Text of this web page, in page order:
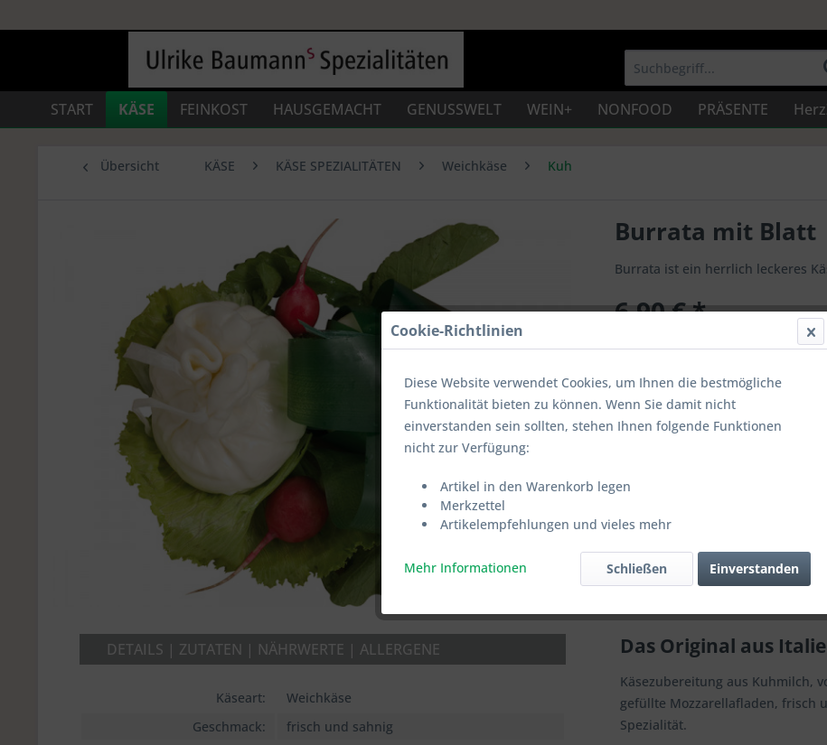
START KÄSE FEINKOST HAUSGEMACHT GENUSSWELT WEIN+ NONFOOD PRÄSENTE
Übersicht KÄSE KÄSE SPEZIALITÄTEN Weichkäse Kuh
Burrata mit Blatt
Burrata ist ein herrlich leckeres
6,90 € *
Preise inkl. gesetzl. MwSt.zzgl.
Artikel-Nr.:
DETAILS | ZUTATEN | NÄHRWERTE | ALLERGENE
Käseart:
Weichkäse
Geschmack:
frisch und sahnig
Das Original aus
Käsezubereitung aus Kuhmilch,
gefüllte Mozzarellafladen, frisch
Spezialität.
Cookie-Richtlinien
Diese Website verwendet Cookies, um Ihnen die bestmögliche
Funktionalität bieten zu können. Wenn Sie damit nicht
einverstanden sein sollten, stehen Ihnen folgende Funktionen
nicht zur Verfügung:
Artikel in den Warenkorb legen
Merkzettel
Artikelempfehlungen und vieles mehr
Mehr Informationen Einverstanden
Schließen